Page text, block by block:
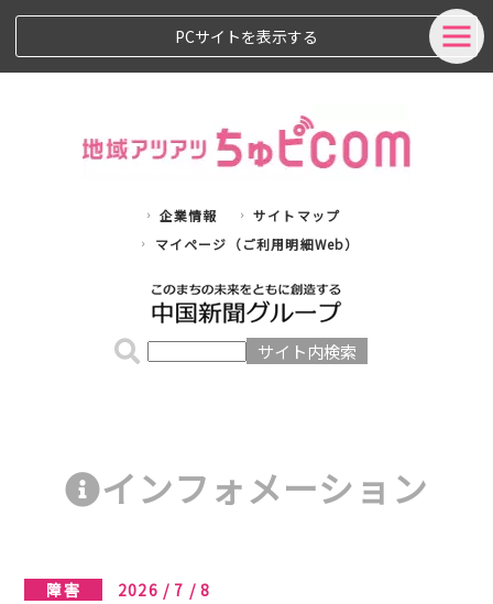
PCサイトを表示する
企業情報
サイトマップ
マイページ（ご利用明細Web）
インフォメーション
障害 2026 / 7 / 8